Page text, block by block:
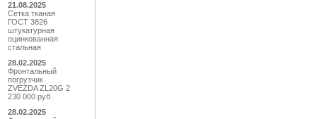
21.08.2025
Сетка тканая
ГОСТ 3826
штукатурная
оцинкованная
стальная
28.02.2025
Фронтальный
погрузчик
ZVEZDA ZL20G 2
230 000 руб
28.02.2025